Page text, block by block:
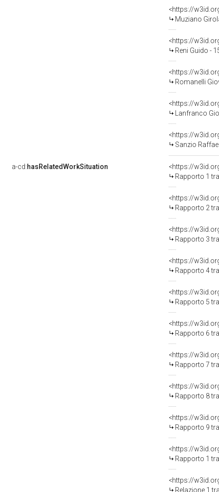
<https://
Muziano
<https://
Reni Guido -
<https://
Romanelli
<https://
Lanfranco
<https://
Sanzio
a-cd:hasRelatedWorkSituation
<https://
Rapporto 1
<https://
Rapporto 2
<https://
Rapporto 3
<https://
Rapporto 4
<https://
Rapporto 5
<https://
Rapporto 6
<https://
Rapporto 7
<https://
Rapporto 8
<https://
Rapporto 9
<https://
Rapporto 1
Relazione 1